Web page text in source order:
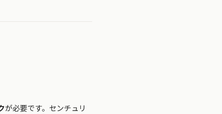
が必要です。センチュリ